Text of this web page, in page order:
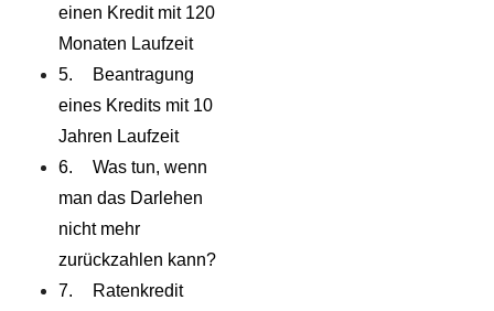
einen Kredit mit 120
Monaten Laufzeit
Beantragung
eines Kredits mit 10
Jahren Laufzeit
Was tun, wenn
man das Darlehen
nicht mehr
zurückzahlen kann?
Ratenkredit